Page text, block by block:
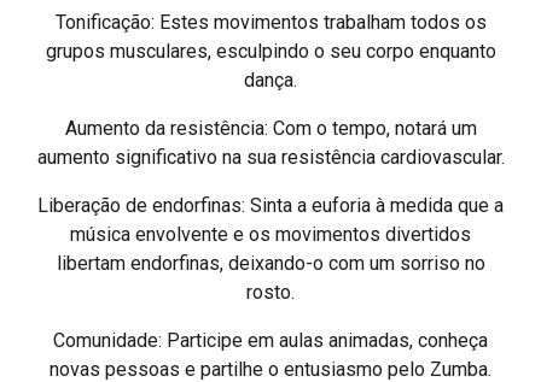
Tonificação: Estes movimentos trabalham todos os
grupos musculares, esculpindo o seu corpo enquanto
dança.
Aumento da resistência: Com o tempo, notará um
aumento significativo na sua resistência cardiovascular.
Liberação de endorfinas: Sinta a euforia à medida que a
música envolvente e os movimentos divertidos
libertam endorfinas, deixando-o com um sorriso no
rosto.
Comunidade: Participe em aulas animadas, conheça
novas pessoas e partilhe o entusiasmo pelo Zumba.